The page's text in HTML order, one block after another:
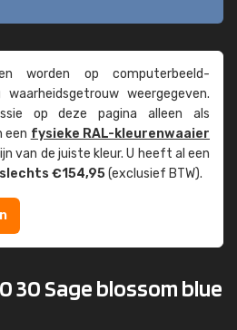
worden op computer­beeld­
weer­gegeven.
op deze pagina alleen als
een fysieke RAL-kleuren­waaier
van de juiste kleur. U heeft al een
slechts €154,95(exclusief BTW).
30 Sage blossom blue